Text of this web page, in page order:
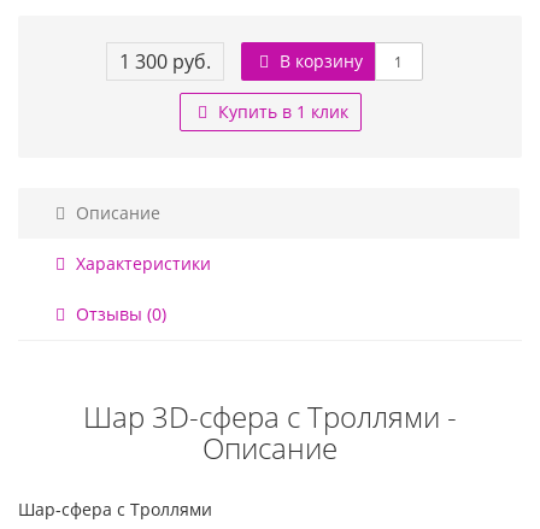
1 300 руб. В корзину
Купить в 1 клик
Описание
Характеристики
Отзывы (0)
Шар 3D-сфера с Троллями -
Описание
Шар-сфера с Троллями